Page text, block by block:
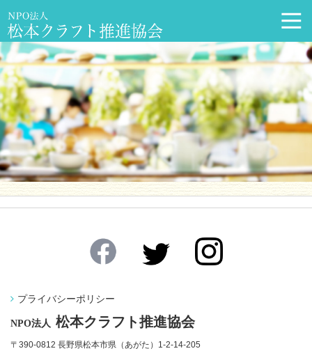
プライバシーポリシー
NPO法人 松本クラフト推進協会
〒390-0812 長野県松本市県（あがた）1-2-14-205